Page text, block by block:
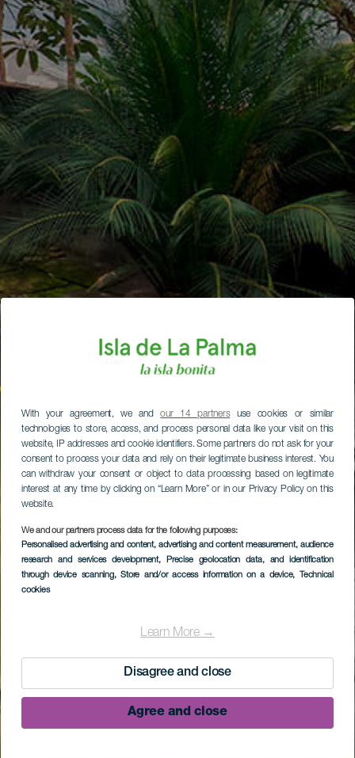
With your agreement, we andour 14 partnersuse cookies or similar
technologies to store, access, and process personal data like your visit on this
website, IP addresses and cookie identifiers. Some partners do not ask for your
consent to process your data and rely on their legitimate business interest. You
can withdraw your consent or object to data processing based on legitimate
interest at any time by clicking on “Learn More” or in our Privacy Policy on this
website.
We and our partners process data for the following purposes:
Personalised advertising and content, advertising and content measurement, audience
research and services development, Precise geolocation data, and identification
through device scanning, Store and/or access information on a device, Technical
cookies
Learn More →
Disagree and close
Agree and close